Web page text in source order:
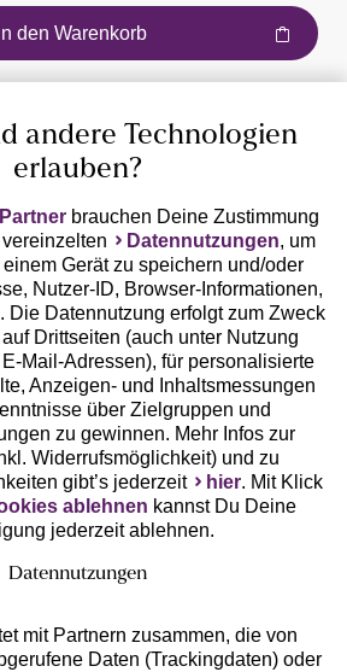
In den Warenkorb
andere Technologien
erlauben?
brauchen Deine Zustimmung
vereinzelten
Datennutzungen, um
einem Gerät zu speichern und/oder
Nutzer-ID, Browser-Informationen,
Die Datennutzung erfolgt zum Zweck
Drittseiten (auch unter Nutzung
Mail-Adressen), für personalisierte
Anzeigen- und Inhaltsmessungen
über Zielgruppen und
zu gewinnen. Mehr Infos zur
Widerrufsmöglichkeit) und zu
gibt’s jederzeit
hier. Mit Klick
ablehnen kannst Du Deine
jederzeit ablehnen.
Datennutzungen
mit Partnern zusammen, die von
Daten (Trackingdaten) oder